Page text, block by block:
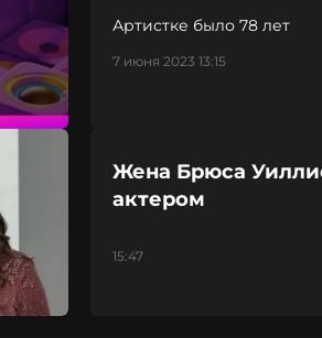
Артистке было 78 лет
7 июня 2023 13:15
Жена Брюса
актером
15:47